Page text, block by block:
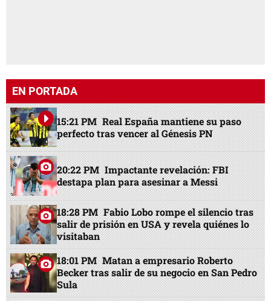
EN PORTADA
15:21 PM Real España mantiene su paso
perfecto tras vencer al Génesis PN
20:22 PM Impactante revelación: FBI
destapa plan para asesinar a Messi
18:28 PM Fabio Lobo rompe el silencio tras
salir de prisión en USA y revela quiénes lo
visitaban
18:01 PM Matan a empresario Roberto
Becker tras salir de su negocio en San Pedro
Sula